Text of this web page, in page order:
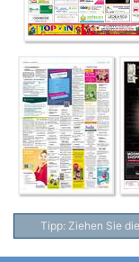
Tipp: Ziehen Sie